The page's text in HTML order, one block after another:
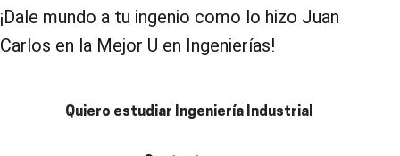
¡Dale mundo a tu ingenio como lo hizo Juan
Carlos en la Mejor U en Ingenierías!
Quiero estudiar Ingeniería Industrial